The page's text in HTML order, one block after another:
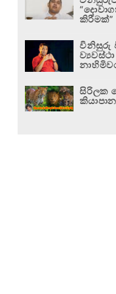
කිරීමක්”
විනිසුරු
සිරිලක